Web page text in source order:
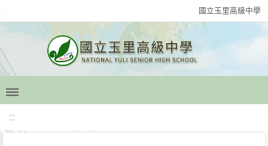
國立玉里高級中學
:::